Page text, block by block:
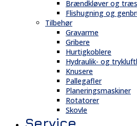
Brændkløver og
Flishugning og
Tilbehør
Gravarme
Gribere
Hurtigkoblere
Hydraulik- og
Knusere
Pallegafler
Planeringsmaskiner
Rotatorer
Skovle